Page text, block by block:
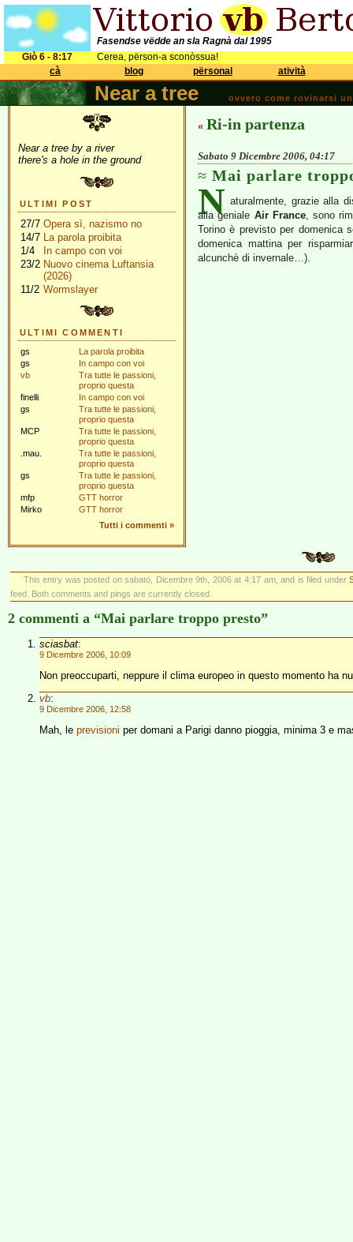
Fasendse vëdde an sla Ragnà dal 1995
Giò 6 - 8:17
Cerea, përson-a sconòssua!
cà
blog përsonal atività
Near a tree ovvero come rovinarsi
Near a tree by a river
there's a hole in the ground
ULTIMI POST
27/7 Opera sì, nazismo no
14/7 La parola proibita
1/4
In campo con voi
23/2 Nuovo cinema Luftansia
(2026)
11/2 Wormslayer
ULTIMI COMMENTI
gs
La parola proibita
gs
In campo con voi
vb
Tra tutte le passioni,
proprio questa
finelli
In campo con voi
gs
Tra tutte le passioni,
proprio questa
MCP
Tra tutte le passioni,
proprio questa
.mau.
Tra tutte le passioni,
proprio questa
gs
Tra tutte le passioni,
proprio questa
mfp
GTT horror
Mirko
GTT horror
Tutti i commenti »
« Ri-in partenza
Sabato 9 Dicembre 2006, 04:17
Mai parlare
N aturalmente, grazie alla
alla geniale Air France, sono
Torino è previsto per domenica
domenica mattina per
alcunchè di invernale…).
This entry was posted on sabato, Dicembre 9th, 2006 at 4:17 am, and is filed under
feed. Both comments and pings are currently closed.
2 commenti a “Mai parlare troppo presto”
sciasbat:
9 Dicembre 2006, 10:09
Non preoccuparti, neppure il clima europeo in questo momento ha
vb:
9 Dicembre 2006, 12:58
Mah, le previsioni per domani a Parigi danno pioggia, minima 3 e